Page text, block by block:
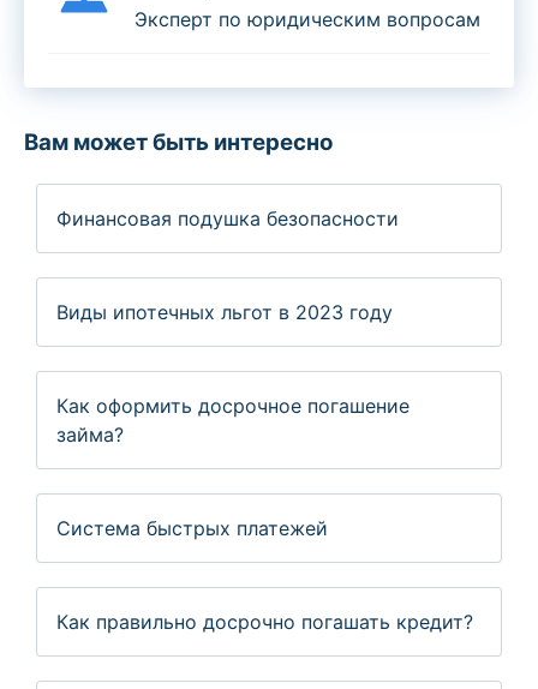
Эксперт по юридическим вопросам
Вам может быть интересно
Финансовая подушка безопасности
Виды ипотечных льгот в 2023 году
Как оформить досрочное погашение
займа?
Система быстрых платежей
Как правильно досрочно погашать кредит?